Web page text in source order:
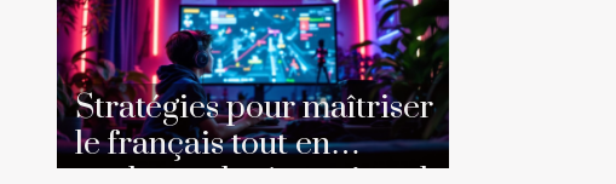
Stratégies pour maîtriser
le français tout en